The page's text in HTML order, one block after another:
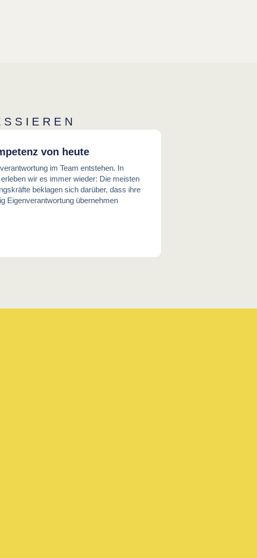
von heute
im Team entstehen. In
wir es immer wieder: Die meisten
beklagen sich darüber, dass ihre
Eigenverantwortung übernehmen